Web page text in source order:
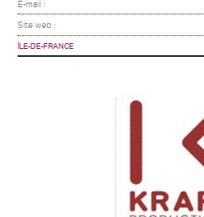
E-mail :
Site web :
ÎLE-DE-FRANCE